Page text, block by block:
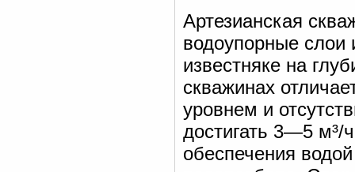
Артезианская
водоупорные слои
известняке на
скважинах
уровнем и
достигать 3—5 м³/
обеспечения